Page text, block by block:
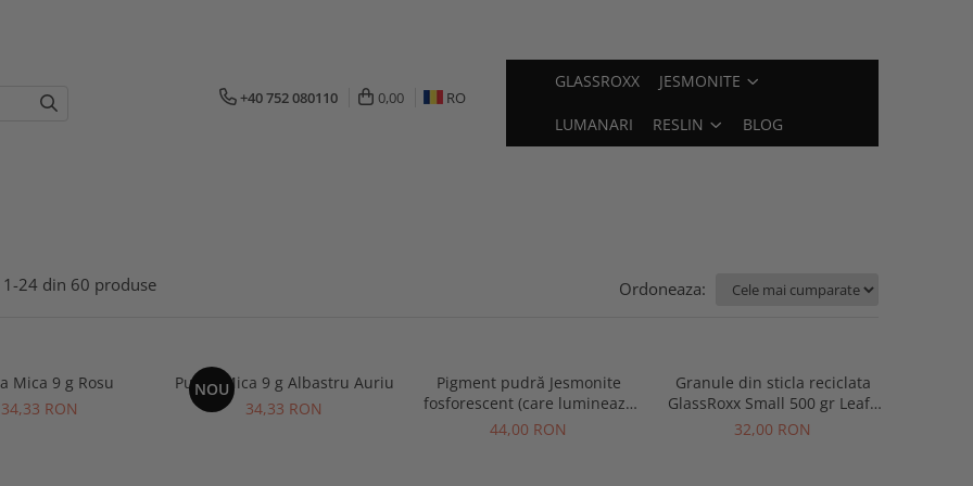
+40 752 080110 0,00 RO
GLASSROXX JESMONITE
LUMANARI RESLIN BLOG
1-24 din 60 produse Ordoneaza:
Mica 9 g Rosu
34,33 RON
NOU
Pudra Mica 9 g Albastru Auriu
34,33 RON
Pigment pudră Jesmonite
fosforescent (care luminează
în întuneric) 10 g
44,00 RON
Granule din sticla reciclata
GlassRoxx Small 500 gr Leafy
Green
32,00 RON